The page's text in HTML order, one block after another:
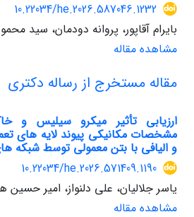
10.22034/he.2026.587046.1232
بایرام آقاپور، پروانه دودمان، سید
مشاهده مقاله
مقاله مستخرج از رساله دکتری
ارزیابی تأثیر میکرو سیلیس و
مشخصات مکانیکی پیوند لایه های
و الیافی با بتن معمولی توسط
10.22034/he.2026.571409.1190
یاسر جلالیان، علی دلنواز، امیر
مشاهده مقاله